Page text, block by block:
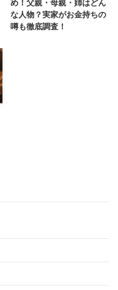
め！父親・母親・姉はどん
な人物？実家がお金持ちの
噂も徹底調査！